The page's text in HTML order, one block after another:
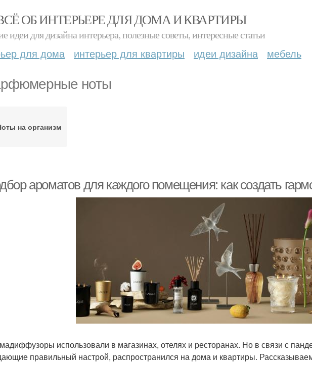
ОБ ИНТЕРЬЕРЕ ДЛЯ ДОМА И КВАРТИРЫ
идеи для дизайна интерьера, полезные советы, интересные статьи
для дома интерьер для квартиры идеи дизайна мебель
ноты
на организм
ароматов для каждого помещения: как создать
использовали в магазинах, отелях и ресторанах. Но в связи с
правильный настрой, распространился на дома и квартиры.